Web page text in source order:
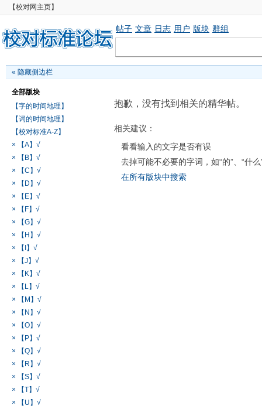
【校对网主页】
帖子 文章 日志 用户 版块 群组
« 隐藏侧边栏
全部版块
【字的时间地理】
【词的时间地理】
【校对标准A-Z】
× 【A】√
× 【B】√
× 【C】√
× 【D】√
× 【E】√
× 【F】√
× 【G】√
× 【H】√
× 【I】√
× 【J】√
× 【K】√
× 【L】√
× 【M】√
× 【N】√
× 【O】√
× 【P】√
× 【Q】√
× 【R】√
× 【S】√
× 【T】√
× 【U】√
抱歉，没有找到相关的精华帖。
相关建议：
看看输入的文字是否有误
去掉可能不必要的字词，如“的”、“什么
在所有版块中搜索